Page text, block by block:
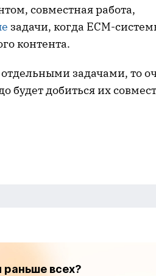
совместная работа,
задачи, когда ECM-
контента.
задачами, то
будет добиться их
раньше всех?